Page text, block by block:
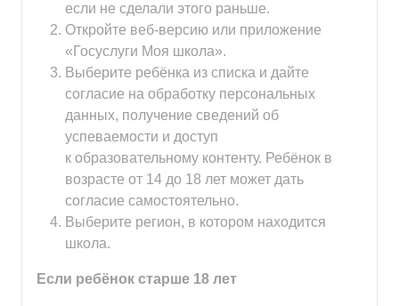
если не сделали этого раньше.
Откройте веб-версию или приложение
«Госуслуги Моя школа».
Выберите ребёнка из списка и дайте
согласие на обработку персональных
данных, получение сведений об
успеваемости и доступ
к образовательному контенту. Ребёнок в
возрасте от 14 до 18 лет может дать
согласие самостоятельно.
Выберите регион, в котором находится
школа.
Если ребёнок старше 18 лет